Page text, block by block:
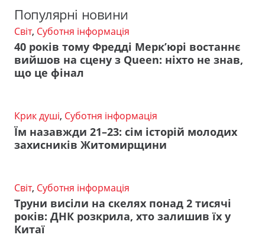
Популярні новини
Світ, Суботня інформація
40 років тому Фредді Мерк’юрі востаннє
вийшов на сцену з Queen: ніхто не знав,
що це фінал
Крик душі, Суботня інформація
Їм назавжди 21–23: сім історій молодих
захисників Житомирщини
Світ, Суботня інформація
Труни висіли на скелях понад 2 тисячі
років: ДНК розкрила, хто залишив їх у
Китаї